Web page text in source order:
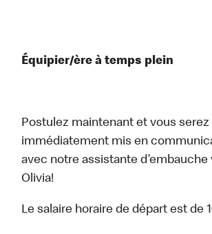
Équipier/ère à temps plein
Postulez maintenant et vous serez
immédiatement mis en
avec notre assistante d’embauche
Olivia!
Le salaire horaire de départ est de